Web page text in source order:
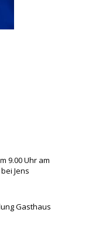
9.00 Uhr am
Jens
Gasthaus